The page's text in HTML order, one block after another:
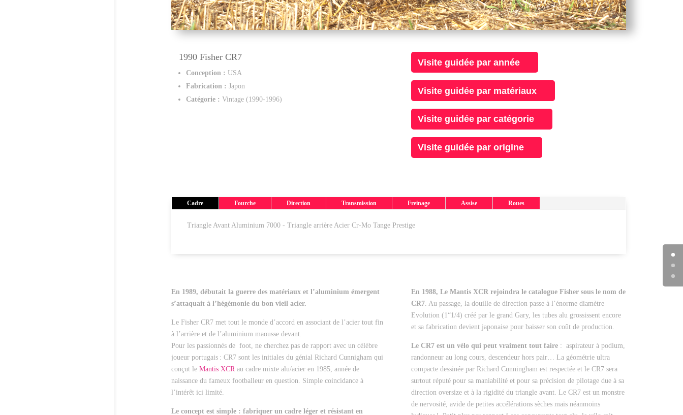
1990 Fisher CR7
Conception :USA
Fabrication :Japon
Catégorie :Vintage (1990-1996)
Visite guidée par année
Visite guidée par matériaux
Visite guidée par catégorie
Visite guidée par origine
Cadre Fourche Direction Transmission Freinage Assise Roues
Triangle Avant Aluminium 7000 - Triangle arrière Acier Cr-Mo Tange Prestige
En 1989, débutait la guerre des matériaux et l’aluminium émergent
s’attaquait à l’hégémonie du bon vieil acier.
Le Fisher CR7 met tout le monde d’accord en associant de l’acier tout fin
à l’arrière et de l’aluminium maousse devant.
Pour les passionnés de foot, ne cherchez pas de rapport avec un célèbre
joueur portugais : CR7 sont les initiales du génial Richard Cunnigham qui
conçut le Mantis XCR au cadre mixte alu/acier en 1985, année de
naissance du fameux footballeur en question. Simple coincidance à
l’intérêt ici limité.
Le concept est simple : fabriquer un cadre léger et résistant en
En 1988, Le Mantis XCR rejoindra le catalogue Fisher sous le nom de
CR7 . Au passage, la douille de direction passe à l’énorme diamètre
Evolution (1“1/4) créé par le grand Gary, les tubes alu grossissent encore
et sa fabrication devient japonaise pour baisser son coût de production.
Le CR7 est un vélo qui peut vraiment tout faire : aspirateur à podium,
randonneur au long cours, descendeur hors pair… La géométrie ultra
compacte dessinée par Richard Cunningham est respectée et le CR7 sera
surtout réputé pour sa maniabilité et pour sa précision de pilotage due à sa
direction oversize et à la rigidité du triangle avant. Le CR7 est un monstre
de nervosité, avide de petites accélérations sèches mais néanmoins